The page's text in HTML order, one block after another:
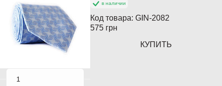
в наличии
Код товара: GIN-2082
575 грн
КУПИТЬ